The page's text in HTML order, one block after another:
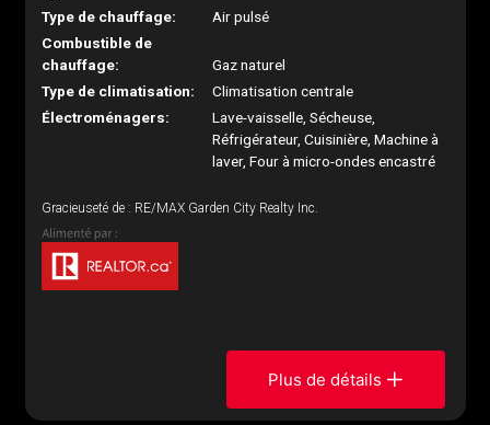
Type de chauffage:
Air pulsé
Combustible de
chauffage:
Gaz naturel
Type de climatisation:
Climatisation centrale
Électroménagers:
Lave-vaisselle, Sécheuse,
Réfrigérateur, Cuisinière, Machine à
laver, Four à micro-ondes encastré
Gracieuseté de : RE/MAX Garden City Realty Inc.
Plus de détails